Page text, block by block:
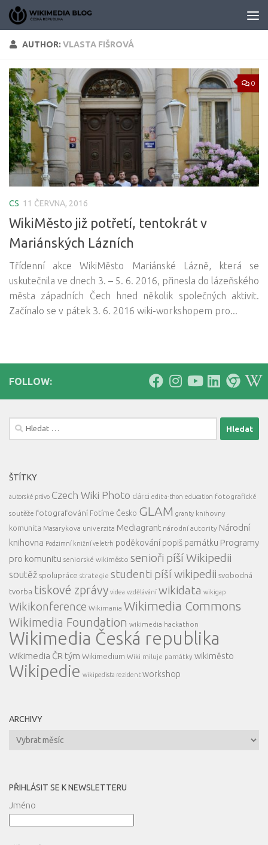
Skip to content
AUTHOR: VLASTA FIŠROVÁ
0
CS 11 ČERVNA, 2016
WikiMěsto již potřetí, tentokrát v
Mariánských Lázních
Třídenní akce WikiMěsto Mariánské Lázně, která se
uskutečnila ve dnech 3. – 5. 6. 2016, přinesla do lázeňského
města západních Čech hned několik společných aktivit.
Začínalo se v pátek 3. 6. 2016 wiki-workshopem pro...
FOLLOW:
Vyhledávání
ŠTÍTKY
autorské právo Czech Wiki Photo dárci edit-a-thon education fotografické
soutěže fotografování Fotíme Česko GLAM granty knihovny
komunita Masarykova univerzita Mediagrant národní autority Národní
knihovna Podzimní knižní veletrh poděkování popiš památku Programy
pro komunitu seniorské wikiměsto senioři píší Wikipedii
soutěž spolupráce strategie studenti píší wikipedii svobodná
tvorba tiskové zprávy videa vzdělávání wikidata wikigap
Wikikonference Wikimania Wikimedia Commons
Wikimedia Foundation wikimedia hackathon
Wikimedia Česká republika
Wikimedia ČR tým Wikimedium Wiki miluje památky wikiměsto
Wikipedie wikipedista rezident workshop
ARCHIVY
Archivy
PŘIHLÁSIT SE K NEWSLETTERU
Jméno